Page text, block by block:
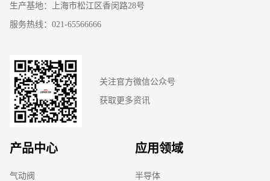
生产基地：上海市松江区香闵路28号
服务热线：021-65566666
关注官方微信公众号
获取更多资讯
产品中心
气动阀
应用领域
半导体